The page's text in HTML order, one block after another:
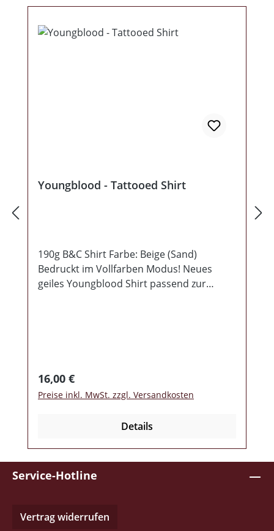
Youngblood - Tattooed Shirt
190g B&C Shirt Farbe: Beige (Sand)
Bedruckt im Vollfarben Modus! Neues
geiles Youngblood Shirt passend zur
Regulärer Preis:
16,00 €
Preise inkl. MwSt. zzgl. Versandkosten
Details
Service-Hotline
Vertrag widerrufen